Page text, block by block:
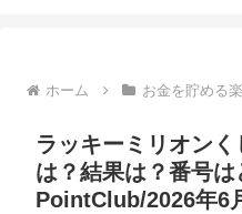
ホーム お金を貯める
ラッキーミリオン
は？結果は？番号
PointClub/2026年6